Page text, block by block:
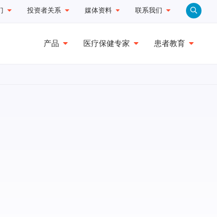
投资者关系 媒体资料 联系我们
产品 医疗保健专家 患者教育